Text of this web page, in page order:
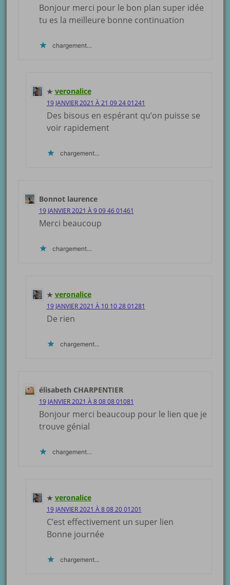
Bonjour merci pour le bon plan super idée
tu es la meilleure bonne continuation
chargement…
veronalice
19 JANVIER 2021 À 21 09 24 01241
Des bisous en espérant qu’on puisse se
voir rapidement
chargement…
Bonnot laurence
19 JANVIER 2021 À 9 09 46 01461
Merci beaucoup
chargement…
veronalice
19 JANVIER 2021 À 10 10 28 01281
De rien
chargement…
élisabeth CHARPENTIER
19 JANVIER 2021 À 8 08 08 01081
Bonjour merci beaucoup pour le lien que je
trouve génial
chargement…
veronalice
19 JANVIER 2021 À 8 08 20 01201
C’est effectivement un super lien
Bonne journée
chargement…